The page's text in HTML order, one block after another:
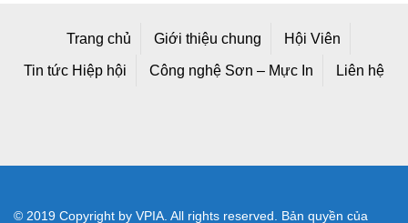
Trang chủ Giới thiệu chung Hội Viên
Tin tức Hiệp hội Công nghệ Sơn – Mực In Liên hệ
© 2019 Copyright by VPIA. All rights reserved. Bản quyền của